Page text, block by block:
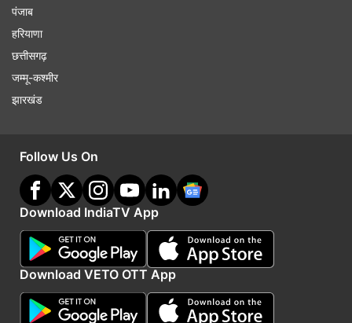
पंजाब
हरियाणा
छत्तीसगढ़
जम्मू-कश्मीर
झारखंड
Follow Us On
Download IndiaTV App
Download VETO OTT App